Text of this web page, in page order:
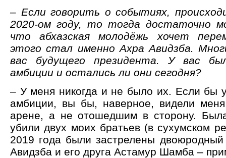
– Если говорить о событиях,
2020-ом году, то тогда достаточно
что абхазская молодёжь хочет
этого стал именно Ахра Авидзба.
вас будущего президента. У вас
амбиции и остались ли они сегодня?
– У меня никогда и не было их. Если бы
амбиции, вы бы, наверное, видели меня
арене, а не отошедшим в сторону.
убили двух моих братьев (в сухумском
2019 года были застрелены
Авидзба и его друга Астамур Шамба –